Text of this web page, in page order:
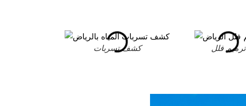
كشف تسربات ترميم فلل